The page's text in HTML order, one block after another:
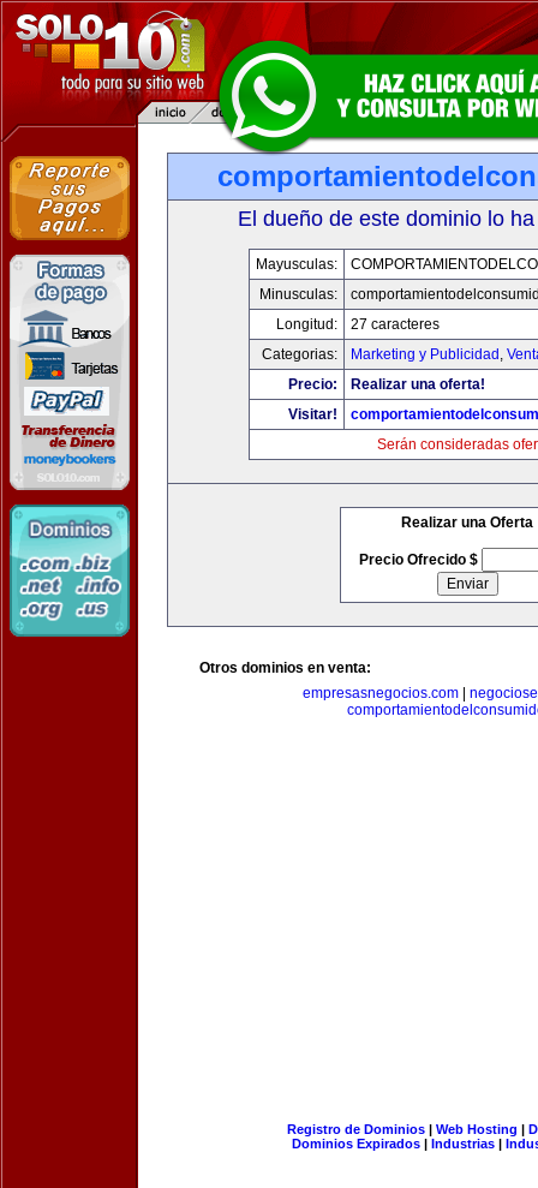
El dueño de este dominio lo
Mayusculas:
Minusculas:
Longitud:
27 caracteres
Categorias:
Marketing y Publicidad ,
Precio:
Realizar una oferta!
Visitar!
Serán consideradas
Realizar una Oferta
Precio Ofrecido $
Otros dominios en venta:
empresasnegocios.com|
Registro de Dominios| Web Hosting |
Dominios Expirados | Industrias |